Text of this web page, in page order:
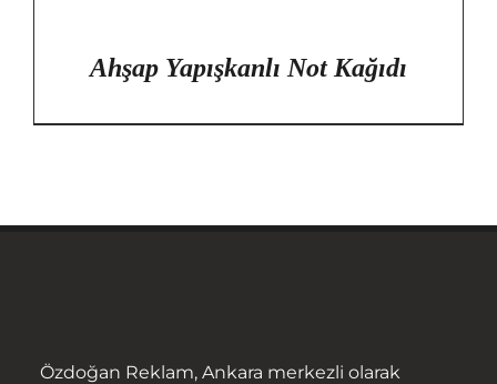
Ahşap Yapışkanlı Not Kağıdı
Özdoğan Reklam, Ankara merkezli olarak